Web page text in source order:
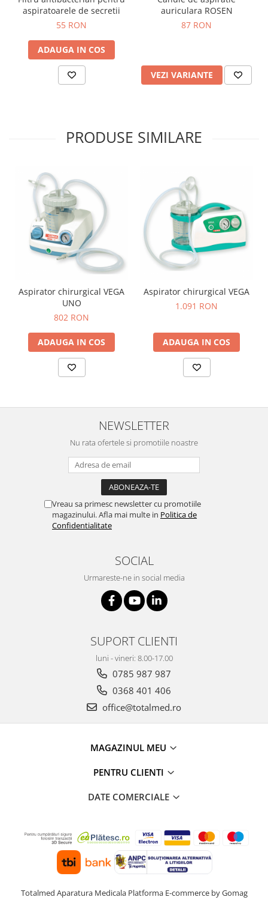
aspiratoarele de secretii
55 RON
ADAUGA IN COS
auriculara ROSEN
87 RON
VEZI VARIANTE
PRODUSE SIMILARE
Aspirator chirurgical VEGA
UNO
802 RON
ADAUGA IN COS
Aspirator chirurgical VEGA
1.091 RON
ADAUGA IN COS
NEWSLETTER
Nu rata ofertele si promotiile noastre
Vreau sa primesc newsletter cu promotiile
magazinului. Afla mai multe in Politica de
Confidentialitate
SOCIAL
Urmareste-ne in social media
SUPORT CLIENTI
luni - vineri: 8.00-17.00
0785 987 987
0368 401 406
office@totalmed.ro
MAGAZINUL MEU
PENTRU CLIENTI
DATE COMERCIALE
Totalmed Aparatura Medicala Platforma E-commerce by Gomag